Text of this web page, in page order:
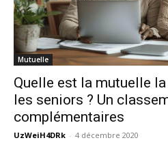
Mutuelle
Quelle est la mutuelle
les seniors ? Un
complémentaires
UzWeiH4DRk - 4 décembre 2020